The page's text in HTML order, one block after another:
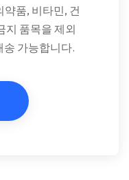
품, 비타민, 건
지 품목을 제외
송 가능합니다.